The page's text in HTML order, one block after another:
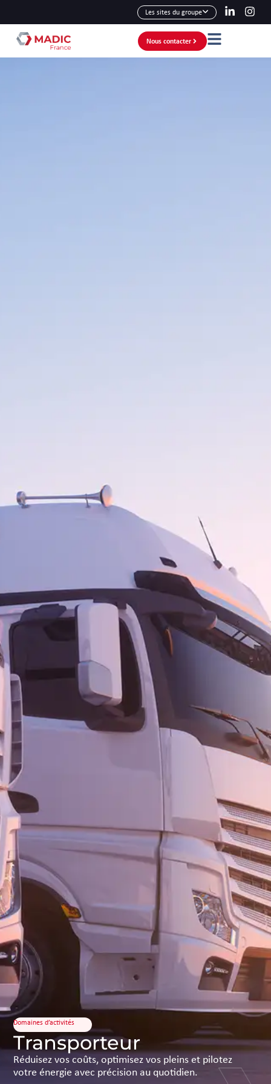
Les sites du groupe
Nous contacter
Domaines d’activités
Transporteur
Réduisez vos coûts, optimisez vos pleins et pilotez
votre énergie avec précision au quotidien.